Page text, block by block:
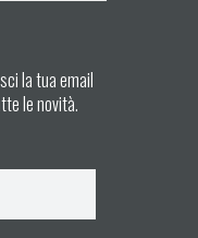
la tua email
le novità.